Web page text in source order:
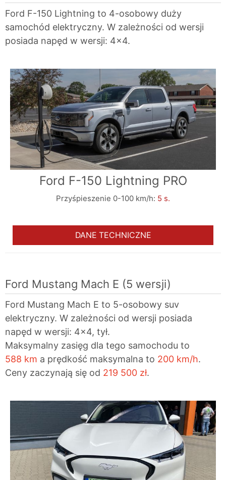
Ford F-150 Lightning to 4-osobowy duży
samochód elektryczny. W zależności od wersji
posiada napęd w wersji: 4x4.
Ford F-150 Lightning PRO
Przyśpieszenie 0-100 km/h: 5 s.
DANE TECHNICZNE
Ford Mustang Mach E (5 wersji)
Ford Mustang Mach E to 5-osobowy suv
elektryczny. W zależności od wersji posiada
napęd w wersji: 4x4, tył.
Maksymalny zasięg dla tego samochodu to
588 km a prędkość maksymalna to 200 km/h.
Ceny zaczynają się od 219 500 zł.